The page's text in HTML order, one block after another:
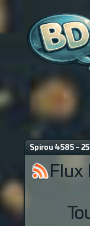
Spirou 4585 –
Flux